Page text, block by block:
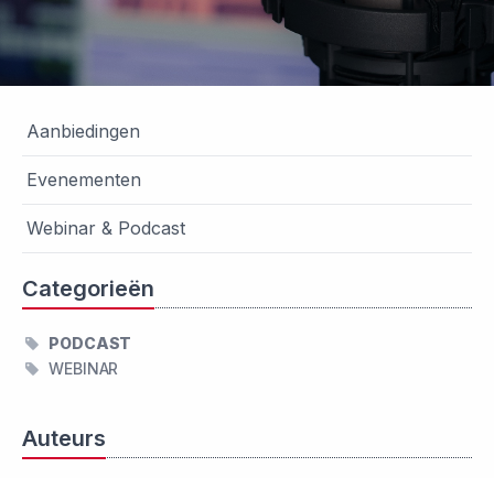
Aanbiedingen
Evenementen
Webinar & Podcast
Categorieën
PODCAST
WEBINAR
Auteurs